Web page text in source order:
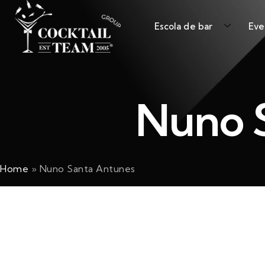
Escola de bar
Nuno
Home » Nuno Santa Antunes